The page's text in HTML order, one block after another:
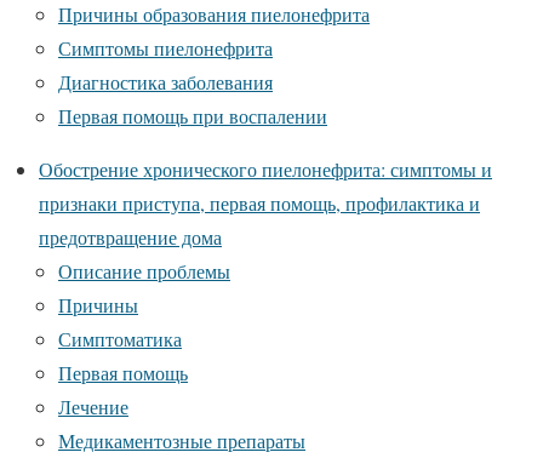
Причины образования пиелонефрита
Симптомы пиелонефрита
Диагностика заболевания
Первая помощь при воспалении
Обострение хронического пиелонефрита: симптомы и
признаки приступа, первая помощь, профилактика и
предотвращение дома
Описание проблемы
Причины
Симптоматика
Первая помощь
Лечение
Медикаментозные препараты